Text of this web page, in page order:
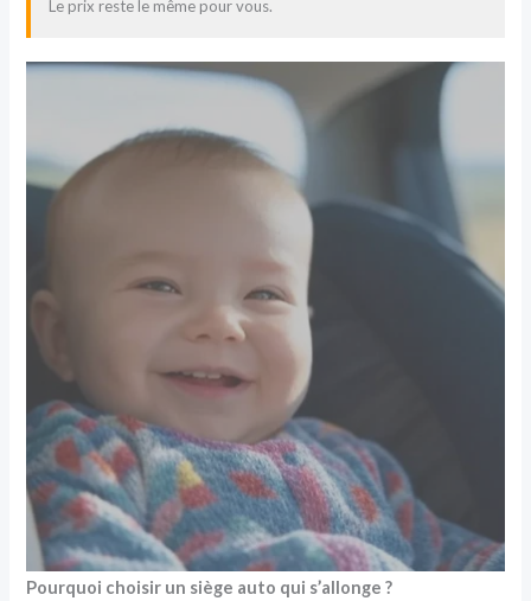
Le prix reste le même pour vous.
Pourquoi choisir un siège auto qui s’allonge ?